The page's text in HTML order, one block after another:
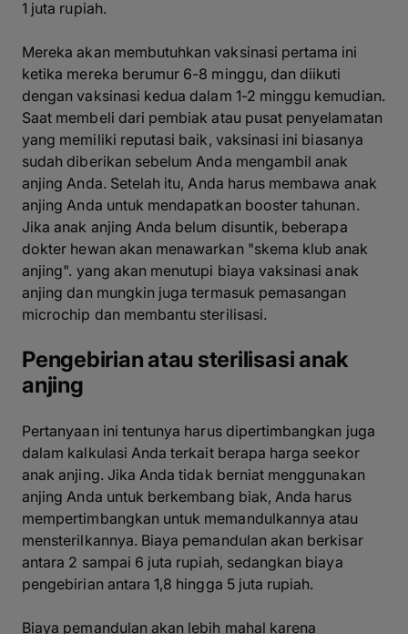
1 juta rupiah.
Mereka akan membutuhkan vaksinasi pertama ini
ketika mereka berumur 6-8 minggu, dan diikuti
dengan vaksinasi kedua dalam 1-2 minggu kemudian.
Saat membeli dari pembiak atau pusat penyelamatan
yang memiliki reputasi baik, vaksinasi ini biasanya
sudah diberikan sebelum Anda mengambil anak
anjing Anda. Setelah itu, Anda harus membawa anak
anjing Anda untuk mendapatkan booster tahunan.
Jika anak anjing Anda belum disuntik, beberapa
dokter hewan akan menawarkan "skema klub anak
anjing". yang akan menutupi biaya vaksinasi anak
anjing dan mungkin juga termasuk pemasangan
microchip dan membantu sterilisasi.
Pengebirian atau sterilisasi anak
anjing
Pertanyaan ini tentunya harus dipertimbangkan juga
dalam kalkulasi Anda terkait berapa harga seekor
anak anjing. Jika Anda tidak berniat menggunakan
anjing Anda untuk berkembang biak, Anda harus
mempertimbangkan untuk memandulkannya atau
mensterilkannya. Biaya pemandulan akan berkisar
antara 2 sampai 6 juta rupiah, sedangkan biaya
pengebirian antara 1,8 hingga 5 juta rupiah.
Biaya pemandulan akan lebih mahal karena